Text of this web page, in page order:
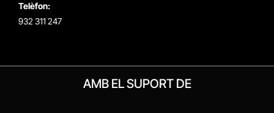
Telèfon:
932 311 247
AMB EL SUPORT DE